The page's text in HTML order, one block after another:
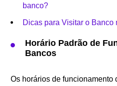
banco?
Dicas para Visitar o Banco
Horário Padrão de
Bancos
Os horários de funcionamento